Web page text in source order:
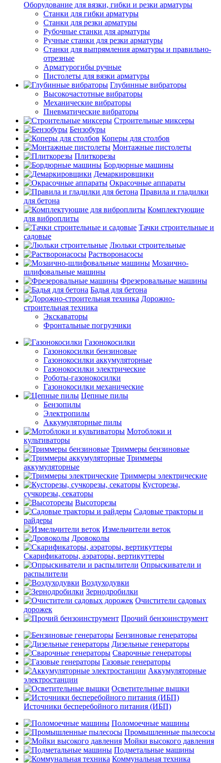
Оборудование для вязки, гибки и резки арматуры
Станки для гибки арматуры
Станки для резки арматуры
Рубочные станки для арматуры
Ручные станки для резки арматуры
Станки для выпрямления арматуры и правильно-
отрезные
Арматурогибы ручные
Пистолеты для вязки арматуры
Глубинные вибраторы
Высокочастотные вибраторы
Механические вибраторы
Пневматические вибраторы
Строительные миксеры
Бензобуры
Коперы для столбов
Монтажные пистолеты
Плиткорезы
Бордюрные машины
Демаркировщики
Окрасочные аппараты
Правила и гладилки
для бетона
Комплектующие
для виброплиты
Тачки строительные и
садовые
Люльки строительные
Растворонасосы
Мозаично-
шлифовальные машины
Фрезеровальные машины
Бадья для бетона
Дорожно-
строительная техника
Экскаваторы
Фронтальные погрузчики
Газонокосилки
Газонокосилки бензиновые
Газонокосилки аккумуляторные
Газонокосилки электрические
Роботы-газонокосилки
Газонокосилки механические
Цепные пилы
Бензопилы
Электропилы
Аккумуляторные пилы
Мотоблоки и
культиваторы
Триммеры бензиновые
Триммеры
аккумуляторные
Триммеры электрические
Кусторезы,
сучкорезы, секаторы
Высоторезы
Садовые тракторы и
райдеры
Измельчители веток
Дровоколы
Скарификаторы, аэраторы, вертикуттеры
Опрыскиватели и
распылители
Воздуходувки
Зернодробилки
Очистители садовых
дорожек
Прочий бензоинструмент
Бензиновые генераторы
Дизельные генераторы
Сварочные генераторы
Газовые генераторы
Аккумуляторные
электростанции
Осветительные вышки
Источники бесперебойного питания (ИБП)
Поломоечные машины
Промышленные пылесосы
Мойки высокого давления
Подметальные машины
Коммунальная техника